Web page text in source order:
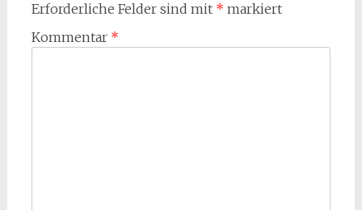
Erforderliche Felder sind mit * markiert
Kommentar *